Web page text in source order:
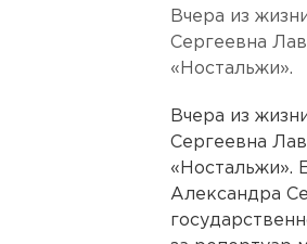
Вчера из
Сергеевна
«Ностальжи».
Вчера из
Сергеевна
«Ностальжи».
Александра